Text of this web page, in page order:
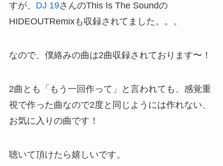
すが、 DJ 19さんのThis Is The Soundの
HIDEOUTRemixも収録されてました。。。
なので、僕絡みの曲は2曲収録されております〜！
2曲とも「もう一回作って」と言われても、感覚重
視で作った曲なので2度と同じようには作れない、
お気に入りの曲です！
聴いて頂けたら嬉しいです。